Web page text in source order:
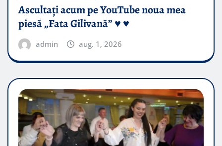
Ascultați acum pe YouTube noua mea
piesă „Fata Gilivană” ♥️ ♥️
admin aug. 1, 2026